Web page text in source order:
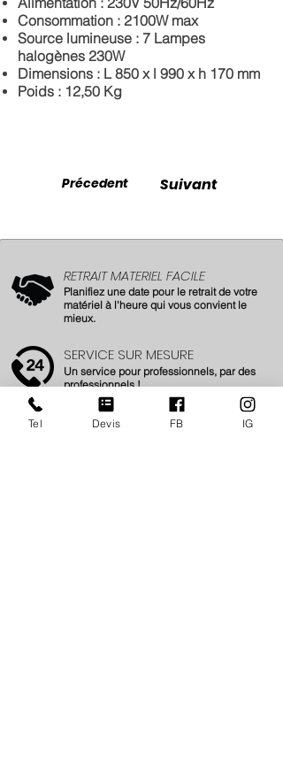
Consommation : 2100W max
Source lumineuse : 7 Lampes
halogènes 230W
Dimensions : L 850 x l 990 x h 170 mm
Poids : 12,50 Kg
Précedent Suivant
RETRAIT MATERIEL FACILE
Planifiez une date pour le retrait de votre
matériel à l'heure qui vous convient le
mieux.
SERVICE SUR MESURE
Un service pour professionnels, par des
professionnels !
Nous vous accompagnons 24/7Jj.
Ouverture de compte ici
Tel Devis FB IG